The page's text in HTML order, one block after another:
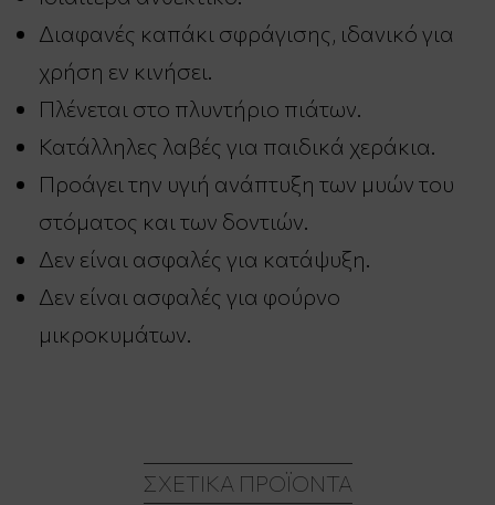
Διαφανές καπάκι σφράγισης, ιδανικό για
χρήση εν κινήσει.
Πλένεται στο πλυντήριο πιάτων.
Κατάλληλες λαβές για παιδικά χεράκια.
Προάγει την υγιή ανάπτυξη των μυών του
στόματος και των δοντιών.
Δεν είναι ασφαλές για κατάψυξη.
Δεν είναι ασφαλές για φούρνο
μικροκυμάτων.
ΣΧΕΤΙΚΆ ΠΡΟΪΌΝΤΑ